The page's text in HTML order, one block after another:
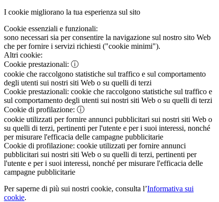
I cookie migliorano la tua esperienza sul sito
Cookie essenziali e funzionali:
sono necessari sia per consentire la navigazione sul nostro sito Web
che per fornire i servizi richiesti ("cookie minimi").
Altri cookie:
Cookie prestazionali: ⓘ
cookie che raccolgono statistiche sul traffico e sul comportamento
degli utenti sui nostri siti Web o su quelli di terzi
Cookie prestazionali: cookie che raccolgono statistiche sul traffico e
sul comportamento degli utenti sui nostri siti Web o su quelli di terzi
Cookie di profilazione: ⓘ
cookie utilizzati per fornire annunci pubblicitari sui nostri siti Web o
su quelli di terzi, pertinenti per l'utente e per i suoi interessi, nonché
per misurare l'efficacia delle campagne pubblicitarie
Cookie di profilazione: cookie utilizzati per fornire annunci
pubblicitari sui nostri siti Web o su quelli di terzi, pertinenti per
l'utente e per i suoi interessi, nonché per misurare l'efficacia delle
campagne pubblicitarie
Per saperne di più sui nostri cookie, consulta l’Informativa sui
cookie.